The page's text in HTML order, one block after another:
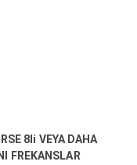
8li VEYA DAHA
FREKANSLAR